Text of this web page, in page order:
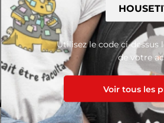
EUROPE
France ? Pas de
Quelque
Utilisez le code ci-dessus
de votre
Voir tous les